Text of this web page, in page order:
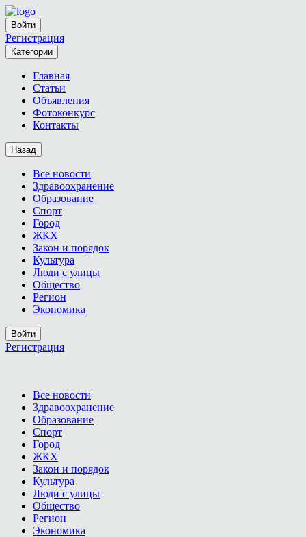
Войти
Регистрация
Категории
Главная
Статьи
Объявления
Фотоконкурс
Контакты
Назад
Все новости
Здравоохранение
Образование
Спорт
Город
ЖКХ
Закон и порядок
Культура
Люди с улицы
Общество
Регион
Экономика
Войти
Регистрация
Все новости
Здравоохранение
Образование
Спорт
Город
ЖКХ
Закон и порядок
Культура
Люди с улицы
Общество
Регион
Экономика